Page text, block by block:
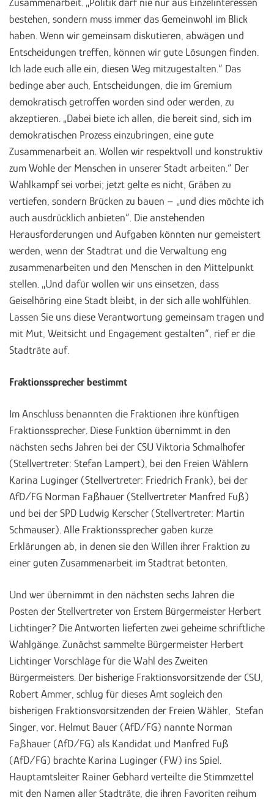
bestehen, sondern muss immer das Gemeinwohl im Blick
haben. Wenn wir gemeinsam diskutieren, abwägen und
Entscheidungen treffen, können wir gute Lösungen finden.
Ich lade euch alle ein, diesen Weg mitzugestalten.“ Das
bedinge aber auch, Entscheidungen, die im Gremium
demokratisch getroffen worden sind oder werden, zu
akzeptieren. „Dabei biete ich allen, die bereit sind, sich im
demokratischen Prozess einzubringen, eine gute
Zusammenarbeit an. Wollen wir respektvoll und konstruktiv
zum Wohle der Menschen in unserer Stadt arbeiten.“ Der
Wahlkampf sei vorbei; jetzt gelte es nicht, Gräben zu
vertiefen, sondern Brücken zu bauen – „und dies möchte ich
auch ausdrücklich anbieten“. Die anstehenden
Herausforderungen und Aufgaben könnten nur gemeistert
werden, wenn der Stadtrat und die Verwaltung eng
zusammenarbeiten und den Menschen in den Mittelpunkt
stellen. „Und dafür wollen wir uns einsetzen, dass
Geiselhöring eine Stadt bleibt, in der sich alle wohlfühlen.
Lassen Sie uns diese Verantwortung gemeinsam tragen und
mit Mut, Weitsicht und Engagement gestalten“, rief er die
Stadträte auf.
Fraktionssprecher bestimmt
Im Anschluss benannten die Fraktionen ihre künftigen
Fraktionssprecher. Diese Funktion übernimmt in den
nächsten sechs Jahren bei der CSU Viktoria Schmalhofer
(Stellvertreter: Stefan Lampert), bei den Freien Wählern
Karina Luginger (Stellvertreter: Friedrich Frank), bei der
AfD/FG Norman Faßhauer (Stellvertreter Manfred Fuß)
und bei der SPD Ludwig Kerscher (Stellvertreter: Martin
Schmauser). Alle Fraktionssprecher gaben kurze
Erklärungen ab, in denen sie den Willen ihrer Fraktion zu
einer guten Zusammenarbeit im Stadtrat betonten.
Und wer übernimmt in den nächsten sechs Jahren die
Posten der Stellvertreter von Erstem Bürgermeister Herbert
Lichtinger? Die Antworten lieferten zwei geheime schriftliche
Wahlgänge. Zunächst sammelte Bürgermeister Herbert
Lichtinger Vorschläge für die Wahl des Zweiten
Bürgermeisters. Der bisherige Fraktionsvorsitzende der CSU,
Robert Ammer, schlug für dieses Amt sogleich den
bisherigen Fraktionsvorsitzenden der Freien Wähler, Stefan
Singer, vor. Helmut Bauer (AfD/FG) nannte Norman
Faßhauer (AfD/FG) als Kandidat und Manfred Fuß
(AfD/FG) brachte Karina Luginger (FW) ins Spiel.
Hauptamtsleiter Rainer Gebhard verteilte die Stimmzettel
mit den Namen aller Stadträte, die ihren Favoriten reihum